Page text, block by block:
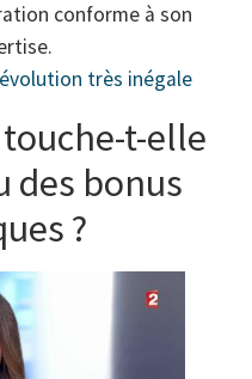
conforme à son
très inégale
t-elle
des bonus
?